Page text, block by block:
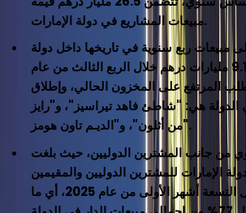
مبيعات المشاريع في دولة الإمارات.
مبيعات ربع سنوية في تاريخها داخل دولة
الإمارات بقيمة 9.1 مليارات درهم خلال الربع الثالث من عام
المرتفع على المخزون الحالي، وإطلاق
الدولة هي: "شاطئ فاهد تيراسيز"، و"رايز
من أثلون"، و"الديـم تاون هومز".
من جانب المشترين الدوليين، حيث بلغت
الإمارات للمشترين الدوليين والمقيمين
20.4 مليار درهم خلال التسعة أشهر الأولى من عام 2025، أي ما